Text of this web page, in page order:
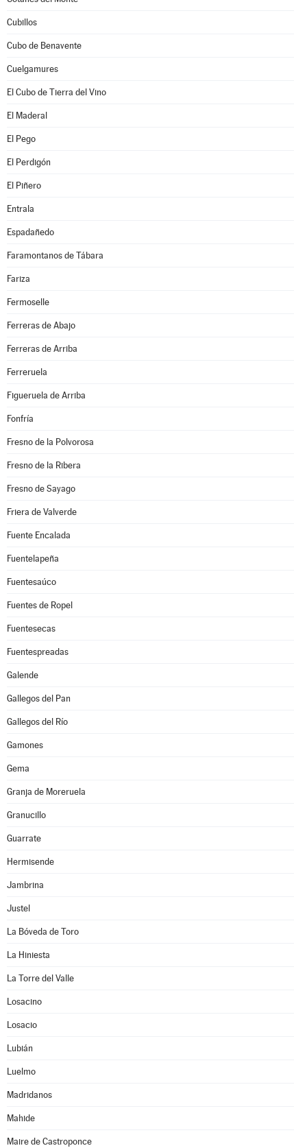
Cubillos
Cubo de Benavente
Cuelgamures
El Cubo de Tierra del Vino
El Maderal
El Pego
El Perdigón
El Piñero
Entrala
Espadañedo
Faramontanos de Tábara
Fariza
Fermoselle
Ferreras de Abajo
Ferreras de Arriba
Ferreruela
Figueruela de Arriba
Fonfría
Fresno de la Polvorosa
Fresno de la Ribera
Fresno de Sayago
Friera de Valverde
Fuente Encalada
Fuentelapeña
Fuentesaúco
Fuentes de Ropel
Fuentesecas
Fuentespreadas
Galende
Gallegos del Pan
Gallegos del Río
Gamones
Gema
Granja de Moreruela
Granucillo
Guarrate
Hermisende
Jambrina
Justel
La Bóveda de Toro
La Hiniesta
La Torre del Valle
Losacino
Losacio
Lubián
Luelmo
Madridanos
Mahide
Maire de Castroponce